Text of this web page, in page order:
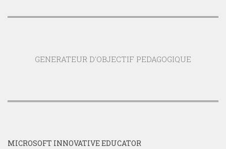
GENERATEUR D'OBJECTIF PEDAGOGIQUE
MICROSOFT INNOVATIVE EDUCATOR